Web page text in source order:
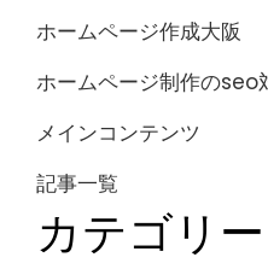
ホームページ作成大阪
ホームページ制作のseo
メインコンテンツ
記事一覧
カテゴリー